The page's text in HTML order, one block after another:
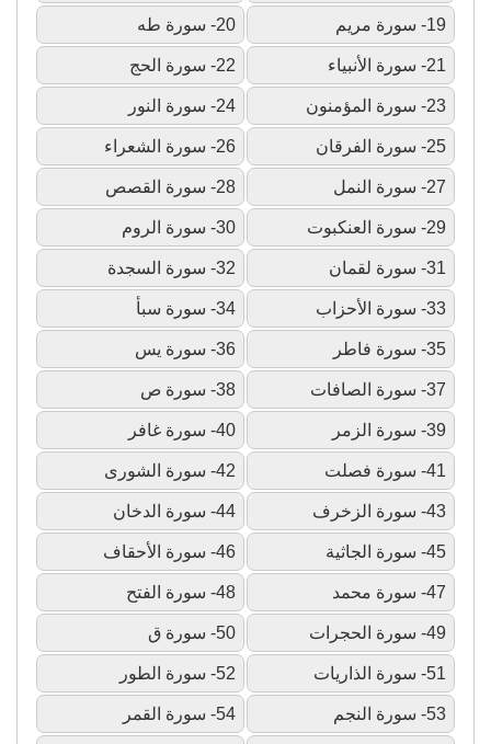
19- سورة مريم 20- سورة طه
21- سورة الأنبياء 22- سورة الحج
23- سورة المؤمنون 24- سورة النور
25- سورة الفرقان 26- سورة الشعراء
27- سورة النمل 28- سورة القصص
29- سورة العنكبوت 30- سورة الروم
31- سورة لقمان 32- سورة السجدة
33- سورة الأحزاب 34- سورة سبأ
35- سورة فاطر 36- سورة يس
37- سورة الصافات 38- سورة ص
39- سورة الزمر 40- سورة غافر
41- سورة فصلت 42- سورة الشورى
43- سورة الزخرف 44- سورة الدخان
45- سورة الجاثية 46- سورة الأحقاف
47- سورة محمد 48- سورة الفتح
49- سورة الحجرات 50- سورة ق
51- سورة الذاريات 52- سورة الطور
53- سورة النجم 54- سورة القمر